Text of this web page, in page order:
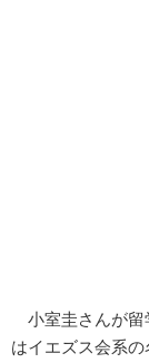
小室圭さんが留
はイエズス会系の